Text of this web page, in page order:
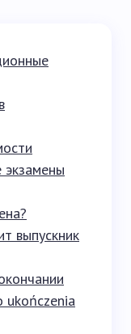
выпускник
ukończenia